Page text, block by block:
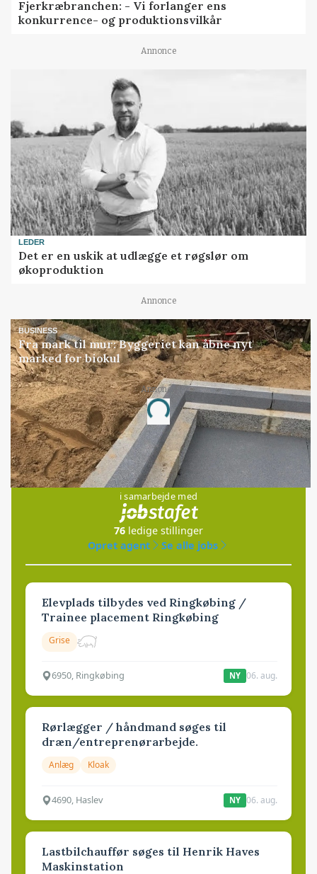
Fjerkræbranchen: - Vi forlanger ens
konkurrence- og produktionsvilkår
Annonce
LEDER
Det er en uskik at udlægge et røgslør om
økoproduktion
Annonce
BUSINESS
Fra mark til mur: Byggeriet kan åbne nyt
marked for biokul
Annonce
Loading...
Jobs
i samarbejde med
76 ledige stillinger
Opret agent
Se alle jobs
Elevplads tilbydes ved Ringkøbing /
Trainee placement Ringkøbing
Grise
6950, Ringkøbing NY 06. aug.
Rørlægger / håndmand søges til
dræn/entreprenørarbejde.
Anlæg Kloak
4690, Haslev NY 06. aug.
Lastbilchauffør søges til Henrik Haves
Maskinstation